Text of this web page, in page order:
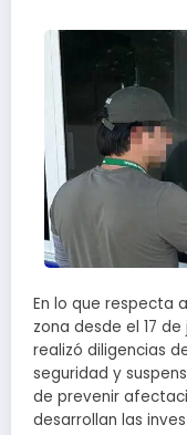
En lo que respecta
zona desde el 17
realizó diligencias
seguridad y
de prevenir
desarrollan las